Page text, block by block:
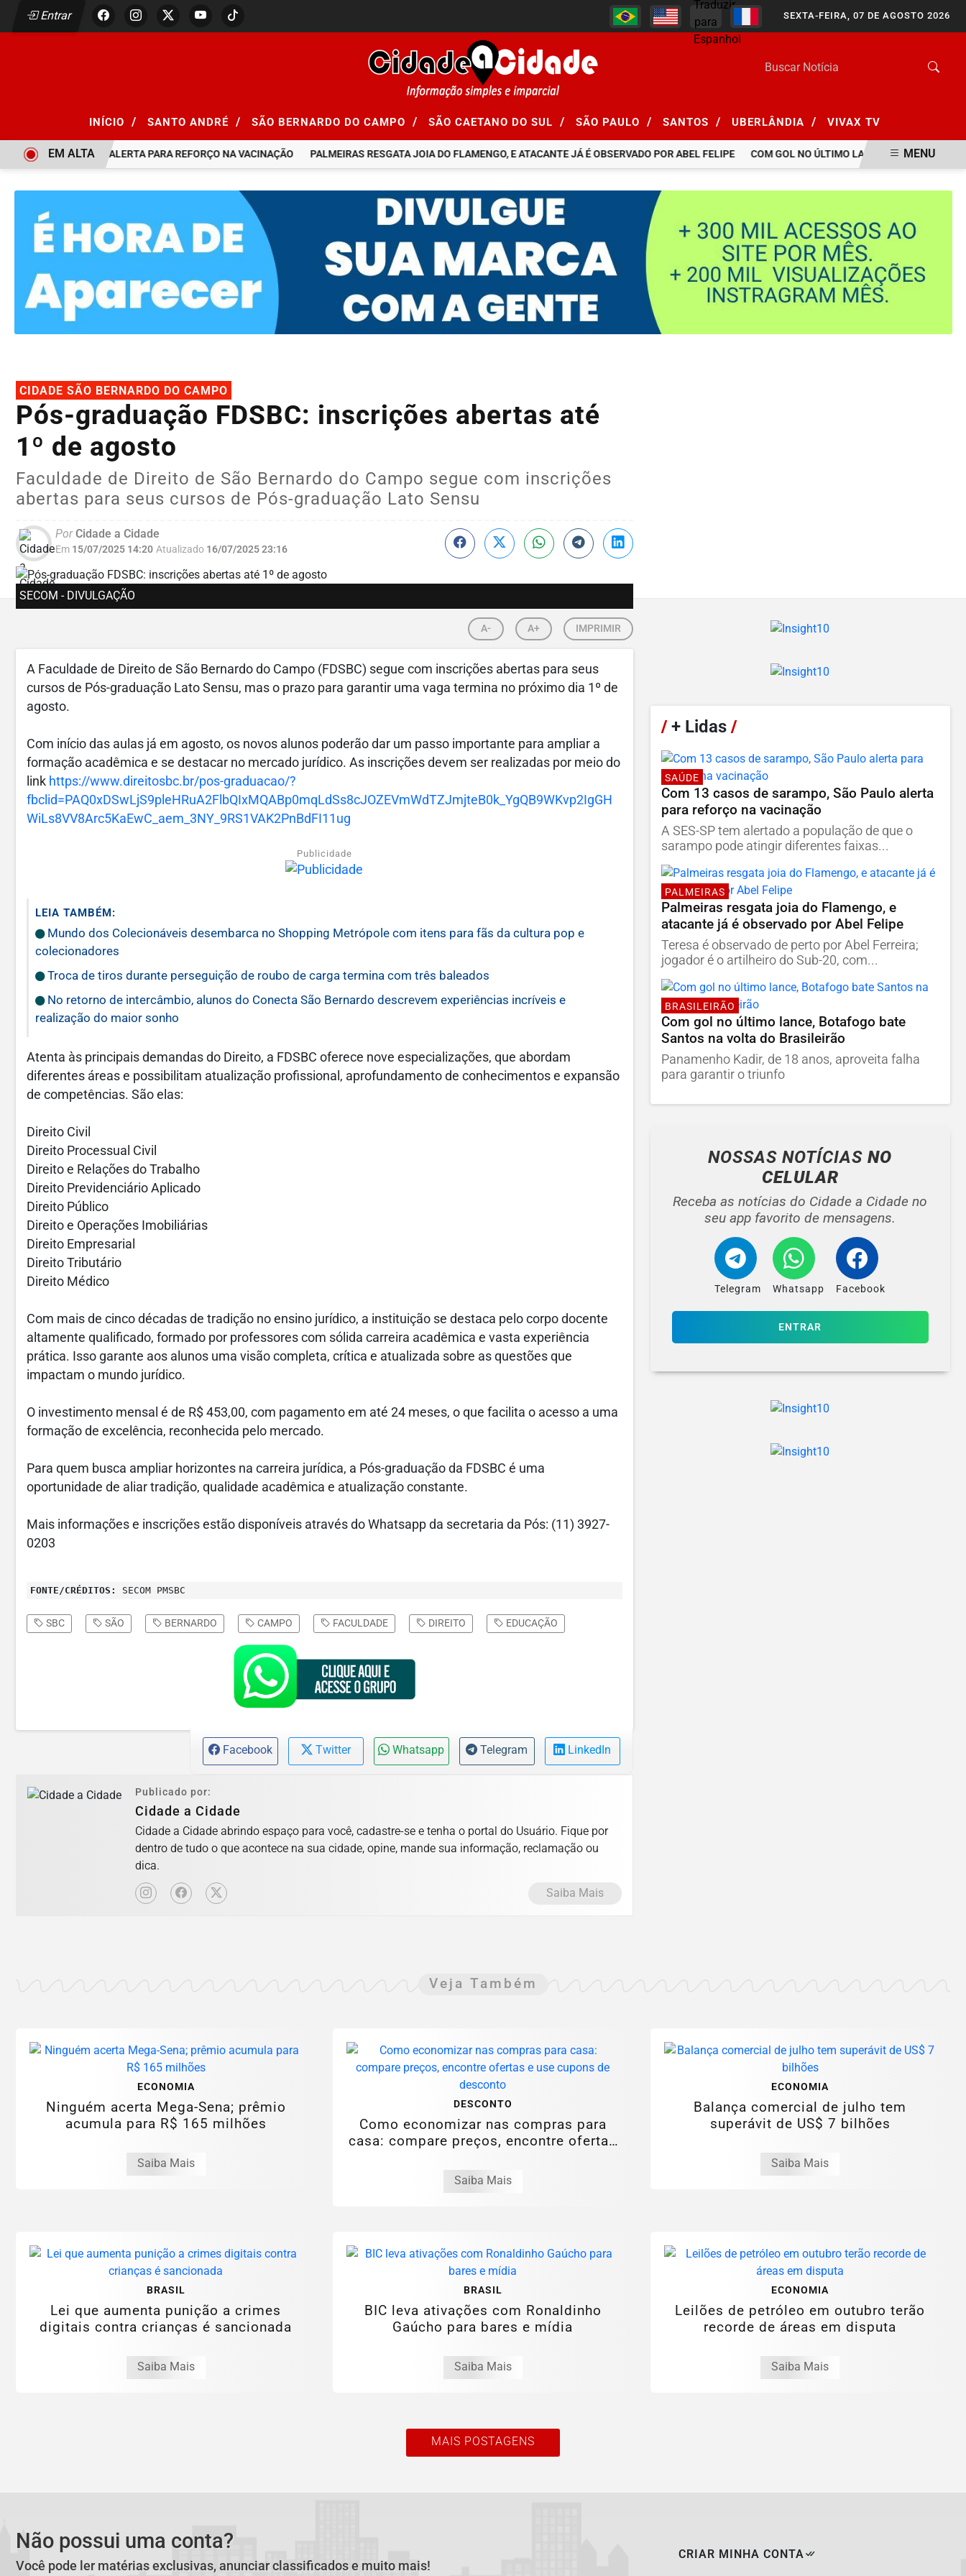
Entrar SEXTA-FEIRA, 07 DE AGOSTO 2026
INÍCIO / SANTO ANDRÉ / SÃO BERNARDO DO CAMPO / SÃO CAETANO DO SUL / SÃO PAULO / SANTOS / UBERLÂNDIA / VIVAX TV
SÃO PAULO ALERTA PARA REFORÇO NA VACINAÇÃO PALMEIRAS RESGATA JOIA DO FLAMENGO, E ATACANTE JÁ É OBSERVADO POR ABEL FELIPE COM GOL NO ÚLTIMO LANCE, BOTAFOGO BATE
EM ALTA MENU
CIDADE SÃO BERNARDO DO CAMPO
Pós-graduação FDSBC: inscrições abertas até
1º de agosto
Faculdade de Direito de São Bernardo do Campo segue com inscrições
abertas para seus cursos de Pós-graduação Lato Sensu
PorCidade a Cidade
Em 15/07/2025 14:20 Atualizado 16/07/2025 23:16
SECOM - DIVULGAÇÃO
A- A+ IMPRIMIR
A Faculdade de Direito de São Bernardo do Campo (FDSBC) segue com inscrições abertas para seus
cursos de Pós-graduação Lato Sensu, mas o prazo para garantir uma vaga termina no próximo dia 1º de
agosto.
Com início das aulas já em agosto, os novos alunos poderão dar um passo importante para ampliar a
formação acadêmica e se destacar no mercado jurídico. As inscrições devem ser realizadas por meio do
link https://www.direitosbc.br/pos-graduacao/?
fbclid=PAQ0xDSwLjS9pleHRuA2FlbQIxMQABp0mqLdSs8cJOZEVmWdTZJmjteB0k_YgQB9WKvp2IgGH
WiLs8VV8Arc5KaEwC_aem_3NY_9RS1VAK2PnBdFI11ug
Publicidade
LEIA TAMBÉM:
Mundo dos Colecionáveis desembarca no Shopping Metrópole com itens para fãs da cultura pop e
colecionadores
Troca de tiros durante perseguição de roubo de carga termina com três baleados
No retorno de intercâmbio, alunos do Conecta São Bernardo descrevem experiências incríveis e
realização do maior sonho
Atenta às principais demandas do Direito, a FDSBC oferece nove especializações, que abordam
diferentes áreas e possibilitam atualização profissional, aprofundamento de conhecimentos e expansão
de competências. São elas:
Direito Civil
Direito Processual Civil
Direito e Relações do Trabalho
Direito Previdenciário Aplicado
Direito Público
Direito e Operações Imobiliárias
Direito Empresarial
Direito Tributário
Direito Médico
Com mais de cinco décadas de tradição no ensino jurídico, a instituição se destaca pelo corpo docente
altamente qualificado, formado por professores com sólida carreira acadêmica e vasta experiência
prática. Isso garante aos alunos uma visão completa, crítica e atualizada sobre as questões que
impactam o mundo jurídico.
O investimento mensal é de R$ 453,00, com pagamento em até 24 meses, o que facilita o acesso a uma
formação de excelência, reconhecida pelo mercado.
Para quem busca ampliar horizontes na carreira jurídica, a Pós-graduação da FDSBC é uma
oportunidade de aliar tradição, qualidade acadêmica e atualização constante.
Mais informações e inscrições estão disponíveis através do Whatsapp da secretaria da Pós: (11) 3927-
0203
FONTE/CRÉDITOS: SECOM PMSBC
SBC SÃO BERNARDO CAMPO FACULDADE DIREITO EDUCAÇÃO
Facebook Twitter Whatsapp Telegram LinkedIn
Publicado por:
Cidade a Cidade
Cidade a Cidade abrindo espaço para você, cadastre-se e tenha o portal do Usuário. Fique por
dentro de tudo o que acontece na sua cidade, opine, mande sua informação, reclamação ou
dica.
Saiba Mais
/+ Lidas /
SAÚDE
Com 13 casos de sarampo, São Paulo alerta
para reforço na vacinação
A SES-SP tem alertado a população de que o
sarampo pode atingir diferentes faixas...
PALMEIRAS
Palmeiras resgata joia do Flamengo, e
atacante já é observado por Abel Felipe
Teresa é observado de perto por Abel Ferreira;
jogador é o artilheiro do Sub-20, com...
BRASILEIRÃO
Com gol no último lance, Botafogo bate
Santos na volta do Brasileirão
Panamenho Kadir, de 18 anos, aproveita falha
para garantir o triunfo
NOSSAS NOTÍCIASNO
CELULAR
Receba as notícias do Cidade a Cidade no
seu app favorito de mensagens.
Telegram Whatsapp Facebook
ENTRAR
Veja Também
ECONOMIA
Ninguém acerta Mega-Sena; prêmio
acumula para R$ 165 milhões
Saiba Mais
DESCONTO
Como economizar nas compras para
casa: compare preços, encontre ofertas
Saiba Mais
ECONOMIA
Balança comercial de julho tem
superávit de US$ 7 bilhões
Saiba Mais
BRASIL
Lei que aumenta punição a crimes
digitais contra crianças é sancionada
Saiba Mais
BRASIL
BIC leva ativações com Ronaldinho
Gaúcho para bares e mídia
Saiba Mais
ECONOMIA
Leilões de petróleo em outubro terão
recorde de áreas em disputa
Saiba Mais
MAIS POSTAGENS
Não possui uma conta?
Você pode ler matérias exclusivas, anunciar classificados e muito mais!
CRIAR MINHA CONTA